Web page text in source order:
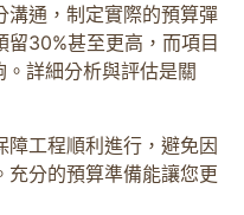
溝通，制定實際的預算彈
30%甚至更高，而項目
詳細分析與評估是關
障工程順利進行，避免因
充分的預算準備能讓您更